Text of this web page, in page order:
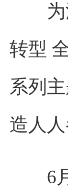
为深
转型
系列
造人
6月